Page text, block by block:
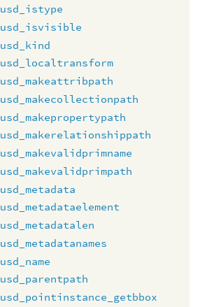
usd_istype
usd_isvisible
usd_kind
usd_localtransform
usd_makeattribpath
usd_makecollectionpath
usd_makepropertypath
usd_makerelationshippath
usd_makevalidprimname
usd_makevalidprimpath
usd_metadata
usd_metadataelement
usd_metadatalen
usd_metadatanames
usd_name
usd_parentpath
usd_pointinstance_getbbox